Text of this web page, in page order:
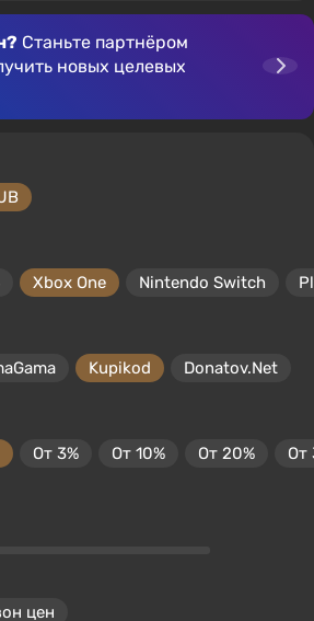
Станьте партнёром
новых целевых
Xbox One Nintendo Switch
Kupikod Donatov.Net
От 3% От 10% От 20% От
цен